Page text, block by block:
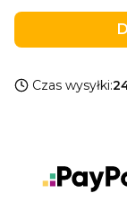
Czas wysyłki: